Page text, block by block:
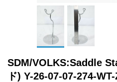
SDM/VOLKS:Saddle
ド) Y-26-07-07-274-